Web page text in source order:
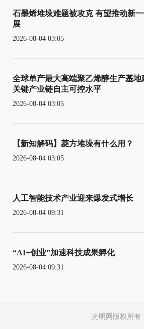
石墨烯堆垛难题被攻克 有望推动新
展
2026-08-04 03:05
全球单产最大高端聚乙烯醇生产基地
关键产业链自主可控水平
2026-08-04 03:05
【新知解码】菱方堆垛有什么用？
2026-08-04 03:05
人工智能技术产业迎来爆发式增长
2026-08-04 09:31
“AI+创业”加速科技成果孵化
2026-08-04 09:31
光明网版权所有